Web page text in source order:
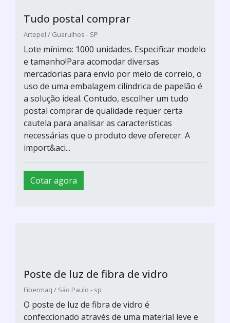
Tudo postal comprar
Artepel / Guarulhos - SP
Lote mínimo: 1000 unidades. Especificar modelo
e tamanho!Para acomodar diversas
mercadorias para envio por meio de correio, o
uso de uma embalagem cilíndrica de papelão é
a solução ideal. Contudo, escolher um tudo
postal comprar de qualidade requer certa
cautela para analisar as características
necessárias que o produto deve oferecer. A
import&aci...
Cotar agora
Poste de luz de fibra de vidro
Fibermaq / São Paulo - sp
O poste de luz de fibra de vidro é
confeccionado através de uma material leve e